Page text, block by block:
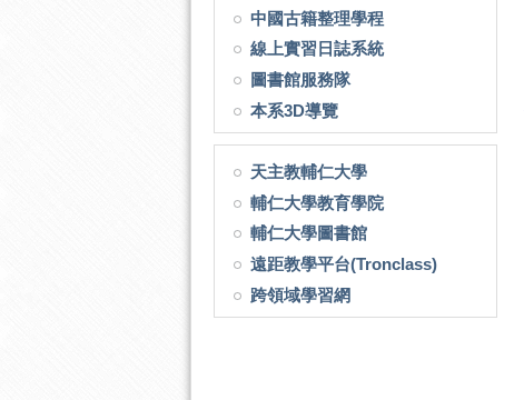
中國古籍整理學程
線上實習日誌系統
圖書館服務隊
本系3D導覽
天主教輔仁大學
輔仁大學教育學院
輔仁大學圖書館
遠距教學平台(Tronclass)
跨領域學習網